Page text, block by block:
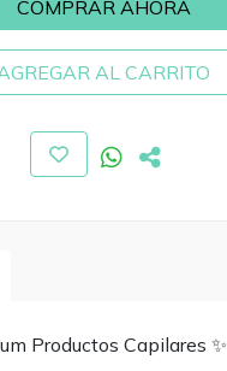
COMPRAR AHORA
AL CARRITO
Productos Capilares ✨️